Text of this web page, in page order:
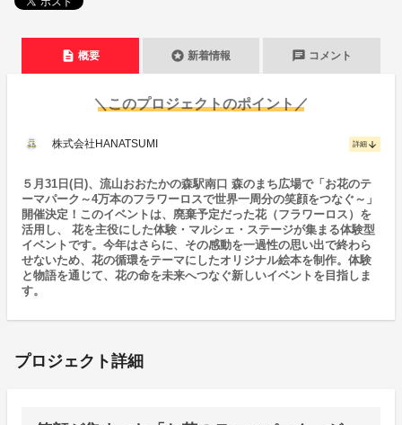
description 概要 stars 新着情報 chat コメント
＼このプロジェクトのポイント／
株式会社HANATSUMI 詳細 arrow_downward
５月31日(日)、流山おおたかの森駅南口 森のまち広場で「お花のテ
ーマパーク～4万本のフラワーロスで世界一周分の笑顔をつなぐ～」
開催決定！このイベントは、廃棄予定だった花（フラワーロス）を
活用し、 花を主役にした体験・マルシェ・ステージが集まる体験型
イベントです。今年はさらに、その感動を一過性の思い出で終わら
せないため、花の循環をテーマにしたオリジナル絵本を制作。体験
と物語を通じて、花の命を未来へつなぐ新しいイベントを目指しま
す。
プロジェクト詳細